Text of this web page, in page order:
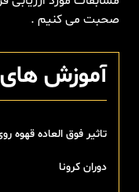
صحبت می کنیم .
آموزش
تاثیر فوق العاده قهوه
دوران کرونا